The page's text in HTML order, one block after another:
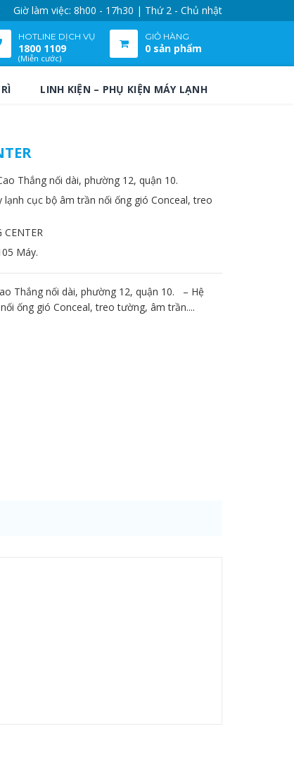
Giờ làm việc: 8h00 - 17h30 | Thứ 2 - Chủ nhật
HOTLINE DỊCH VỤ
1800 1109
(Miễn cước)
GIỎ HÀNG
0 sản phẩm
LINH KIỆN – PHỤ KIỆN MÁY LẠNH
Thắng nối dài, phường 12, quận 10.
lạnh cục bộ âm trần nối ống gió Conceal, treo
CENTER
Máy.
Thắng nối dài, phường 12, quận 10. – Hệ
ống gió Conceal, treo tường, âm trần....